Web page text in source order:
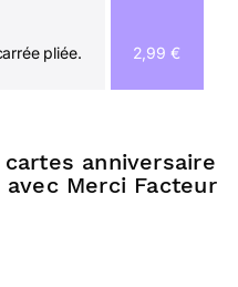
pliée. 2,99 €
anniversaire
Merci Facteur